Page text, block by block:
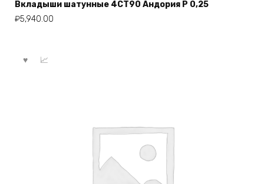
Вкладыши шатунные 4СТ90 Андория Р 0,25
₽5,940.00